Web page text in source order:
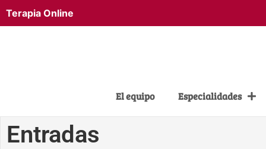
Terapia Online
El equipo Especialidades
Entradas